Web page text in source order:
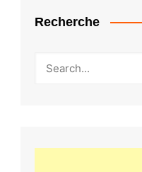
Recherche